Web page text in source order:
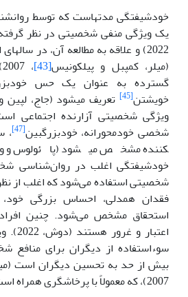
خودشیفتگی مدتهاست که توسط
یک ویژگی منفی شخصیتی در نظر
2022) و علاقه به مطالعه آن، در
(میلر، کمپبل و پیلکونیس[43]
گسترده به عنوان یک حس
خویشتن[45] تعریف می­شود (جاج، لپین
ویژگی شخصیتی آزارنده اجتماعی
شخصی خود­محورانه، خودبزرگ­بین[47] ،
کننده مشخص می­شود (پائولوس و
خودشیفتگی اغلب در روان‌شناسی
شخصیتی استفاده می‌شود که اغلب از
فقدان همدلی، احساس بزرگی
استحقاق مشخص می‌شود. چنین
سوء­استفاده از دیگران برای منافع
بیش از حد به تحسین دیگران است
2007)، که معمولاً با پرخاشگری همراه است (سوربا